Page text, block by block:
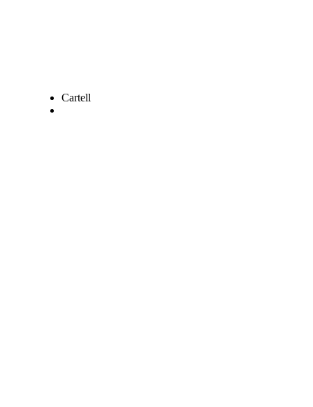
Cartell